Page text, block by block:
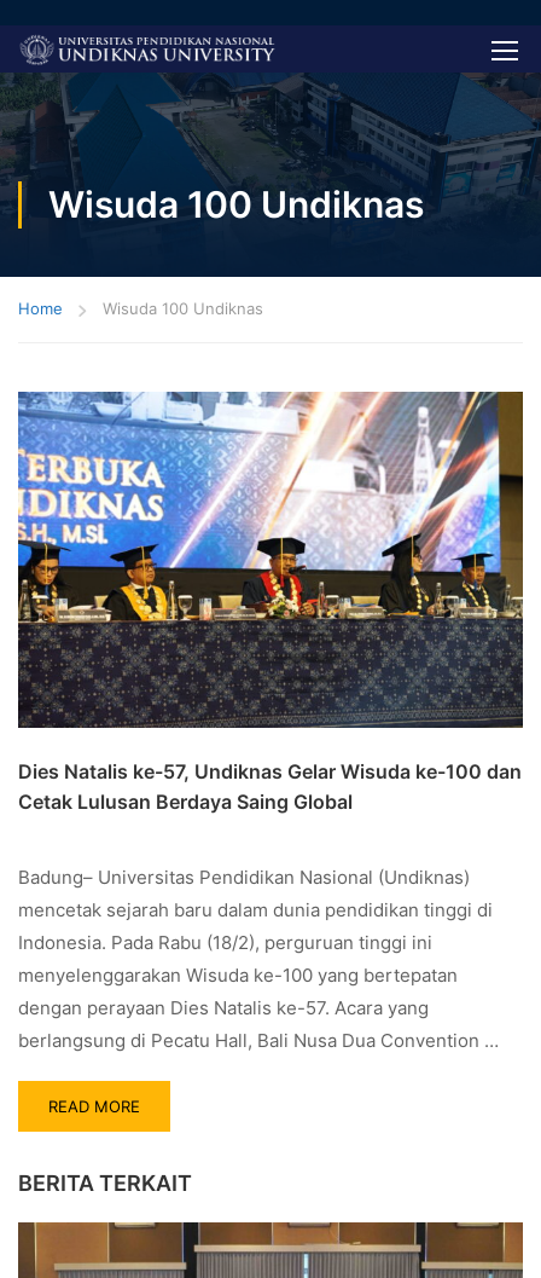
Wisuda 100 Undiknas
Home Wisuda 100 Undiknas
Dies Natalis ke-57, Undiknas Gelar Wisuda ke-100 dan
Cetak Lulusan Berdaya Saing Global
Badung– Universitas Pendidikan Nasional (Undiknas)
mencetak sejarah baru dalam dunia pendidikan tinggi di
Indonesia. Pada Rabu (18/2), perguruan tinggi ini
menyelenggarakan Wisuda ke-100 yang bertepatan
dengan perayaan Dies Natalis ke-57. Acara yang
berlangsung di Pecatu Hall, Bali Nusa Dua Convention …
READ MORE
BERITA TERKAIT